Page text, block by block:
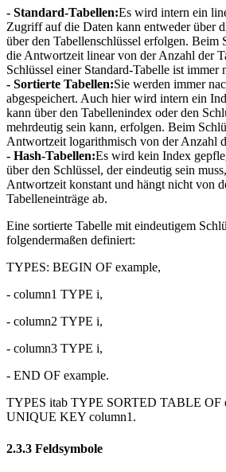
- Standard-Tabellen:Es wird intern ein
Zugriff auf die Daten kann entweder über
über den Tabellenschlüssel erfolgen. Beim
die Antwortzeit linear von der Anzahl der
Schlüssel einer Standard-Tabelle ist immer
- Sortierte Tabellen:Sie werden immer
abgespeichert. Auch hier wird intern ein
kann über den Tabellenindex oder den
mehrdeutig sein kann, erfolgen. Beim
Antwortzeit logarithmisch von der Anzahl
- Hash-Tabellen:Es wird kein Index
über den Schlüssel, der eindeutig sein
Antwortzeit konstant und hängt nicht von
Tabelleneinträge ab.
Eine sortierte Tabelle mit eindeutigem
folgendermaßen definiert:
TYPES: BEGIN OF example,
- column1 TYPE i,
- column2 TYPE i,
- column3 TYPE i,
- END OF example.
TYPES itab TYPE SORTED TABLE OF
UNIQUE KEY column1.
2.3.3 Feldsymbole